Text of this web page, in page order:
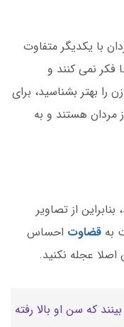
با یکدیگر متفاوت
فکر نمی کنند و
بهتر بشناسید، برای
مردان هستند و به
بنابراین از تصاویر
به قضاوت احساس
اصلا عجله نکنید.
که سن او بالا رفته